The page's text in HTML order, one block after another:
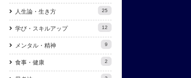
人生論・生き方 25
学び・スキルアップ 12
メンタル・精神 9
食事・健康 2